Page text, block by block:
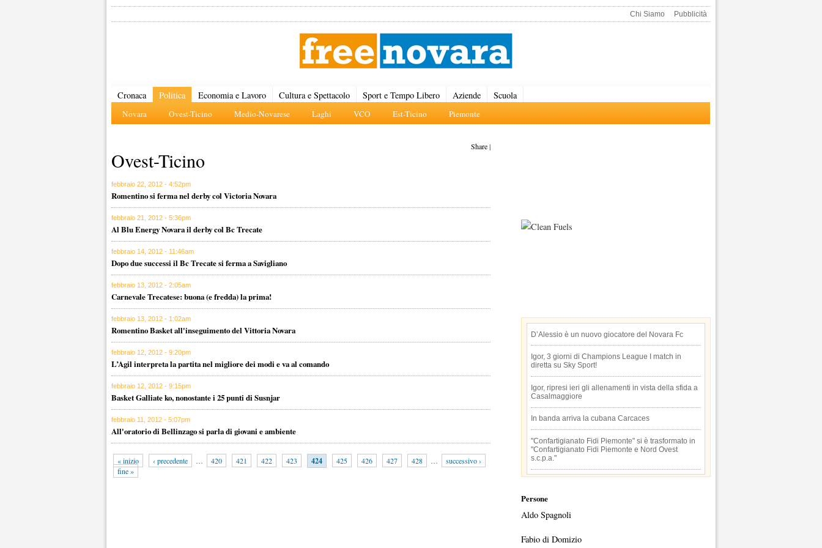
Chi Siamo Pubblicità
Cronaca Politica
Novara Ovest-Ticino Medio-Novarese Laghi VCO Est-Ticino Piemonte
Economia e Lavoro Cultura e Spettacolo Sport e Tempo Libero Aziende Scuola
Share|
Ovest-Ticino
febbraio 22, 2012 - 4:52pm
Romentino si ferma nel derby col Victoria Novara
febbraio 21, 2012 - 5:36pm
Al Blu Energy Novara il derby col Bc Trecate
febbraio 14, 2012 - 11:46am
Dopo due successi il Bc Trecate si ferma a Savigliano
febbraio 13, 2012 - 2:05am
Carnevale Trecatese: buona (e fredda) la prima!
febbraio 13, 2012 - 1:02am
Romentino Basket all'inseguimento del Vittoria Novara
febbraio 12, 2012 - 9:20pm
L’Agil interpreta la partita nel migliore dei modi e va al comando
febbraio 12, 2012 - 9:15pm
Basket Galliate ko, nonostante i 25 punti di Susnjar
febbraio 11, 2012 - 5:07pm
All'oratorio di Bellinzago si parla di giovani e ambiente
« inizio ‹ precedente … 420 421 422 423 424 425 426 427 428 …
successivo ›
fine »
D’Alessio è un nuovo giocatore del Novara Fc
Igor, 3 giorni di Champions League I match in
diretta su Sky Sport!
Igor, ripresi ieri gli allenamenti in vista della sfida a
Casalmaggiore
In banda arriva la cubana Carcaces
"Confartigianato Fidi Piemonte" si è trasformato in
"Confartigianato Fidi Piemonte e Nord Ovest
s.c.p.a."
Persone
Aldo Spagnoli
Fabio di Domizio